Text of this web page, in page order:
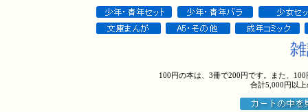
100円の本は、3冊で200円です。また、
合計5,000円以